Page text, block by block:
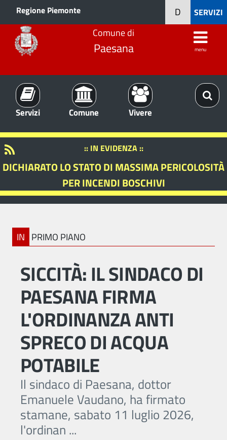
Regione Piemonte SERVIZI
D
Comune di
Paesana menu
Servizi Comune Vivere
:: IN EVIDENZA ::
DICHIARATO LO STATO DI MASSIMA PERICOLOSITÀ
PER INCENDI BOSCHIVI
IN PRIMO PIANO
SICCITÀ: IL SINDACO DI
PAESANA FIRMA
L'ORDINANZA ANTI
SPRECO DI ACQUA
POTABILE
Il sindaco di Paesana, dottor
Emanuele Vaudano, ha firmato
stamane, sabato 11 luglio 2026,
l'ordinan ...